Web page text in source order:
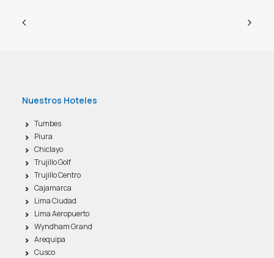
Nuestros Hoteles
Tumbes
Piura
Chiclayo
Trujillo Golf
Trujillo Centro
Cajamarca
Lima Ciudad
Lima Aeropuerto
Wyndham Grand
Arequipa
Cusco